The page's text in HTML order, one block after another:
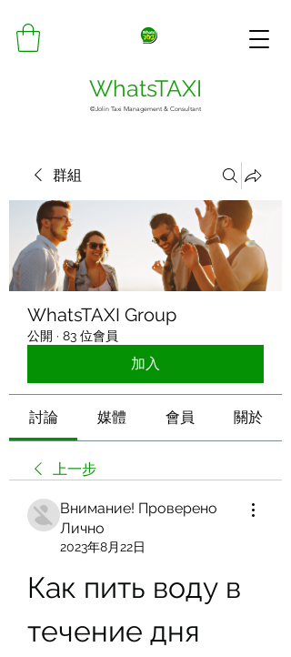
WhatsTAXI
©Jolin Taxi Management & Consultant
群組
WhatsTAXI Group
公開 · 83 位會員
加入
討論 媒體 會員 關於
上一步
Внимание! Проверено
Лично
2023年8月22日
Как пить воду в
течение дня